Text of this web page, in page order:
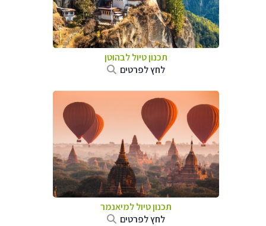
תכנון טיול לבהוטן
לחץ לפרטים
תכנון טיוללמיאנמר
לחץ לפרטים